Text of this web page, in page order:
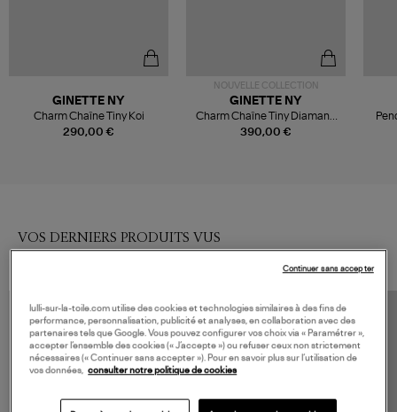
290,00 €
GINETTE NY
Charm Chaîne Tiny Koi
NOUVELLE COLLECTION
390,00 €
GINETTE NY
Charm Chaîne Tiny Diamand
Koi
VOS DERNIERS PRODUITS VUS
lulli-sur-la-toile.com utilise des cookies et technologies similaires à des fins de
performance, personnalisation, publicité et analyses, en collaboration avec des
partenaires tels que Google. Vous pouvez configurer vos choix via « Paramétrer »,
accepter l’ensemble des cookies (« J’accepte ») ou refuser ceux non strictement
nécessaires (« Continuer sans accepter »). Pour en savoir plus sur l’utilisation de
vos données, consulter notre politique de cookies
Continuer sans accepter